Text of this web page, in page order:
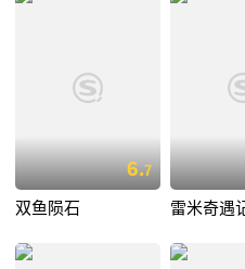
6.7
双鱼陨石 雷米奇遇